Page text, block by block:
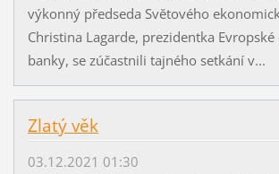
výkonný předseda Světového
Christina Lagarde, prezidentka
banky, se zúčastnili tajného setkání v...
Zlatý věk
03.12.2021 01:30